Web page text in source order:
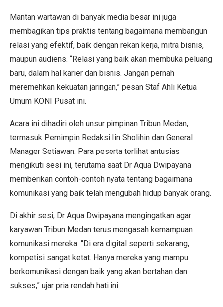
Mantan wartawan di banyak media besar ini juga
membagikan tips praktis tentang bagaimana membangun
relasi yang efektif, baik dengan rekan kerja, mitra bisnis,
maupun audiens. “Relasi yang baik akan membuka peluang
baru, dalam hal karier dan bisnis. Jangan pernah
meremehkan kekuatan jaringan,” pesan Staf Ahli Ketua
Umum KONI Pusat ini.
Acara ini dihadiri oleh unsur pimpinan Tribun Medan,
termasuk Pemimpin Redaksi Iin Sholihin dan General
Manager Setiawan. Para peserta terlihat antusias
mengikuti sesi ini, terutama saat Dr Aqua Dwipayana
memberikan contoh-contoh nyata tentang bagaimana
komunikasi yang baik telah mengubah hidup banyak orang.
Di akhir sesi, Dr Aqua Dwipayana mengingatkan agar
karyawan Tribun Medan terus mengasah kemampuan
komunikasi mereka. “Di era digital seperti sekarang,
kompetisi sangat ketat. Hanya mereka yang mampu
berkomunikasi dengan baik yang akan bertahan dan
sukses,” ujar pria rendah hati ini.